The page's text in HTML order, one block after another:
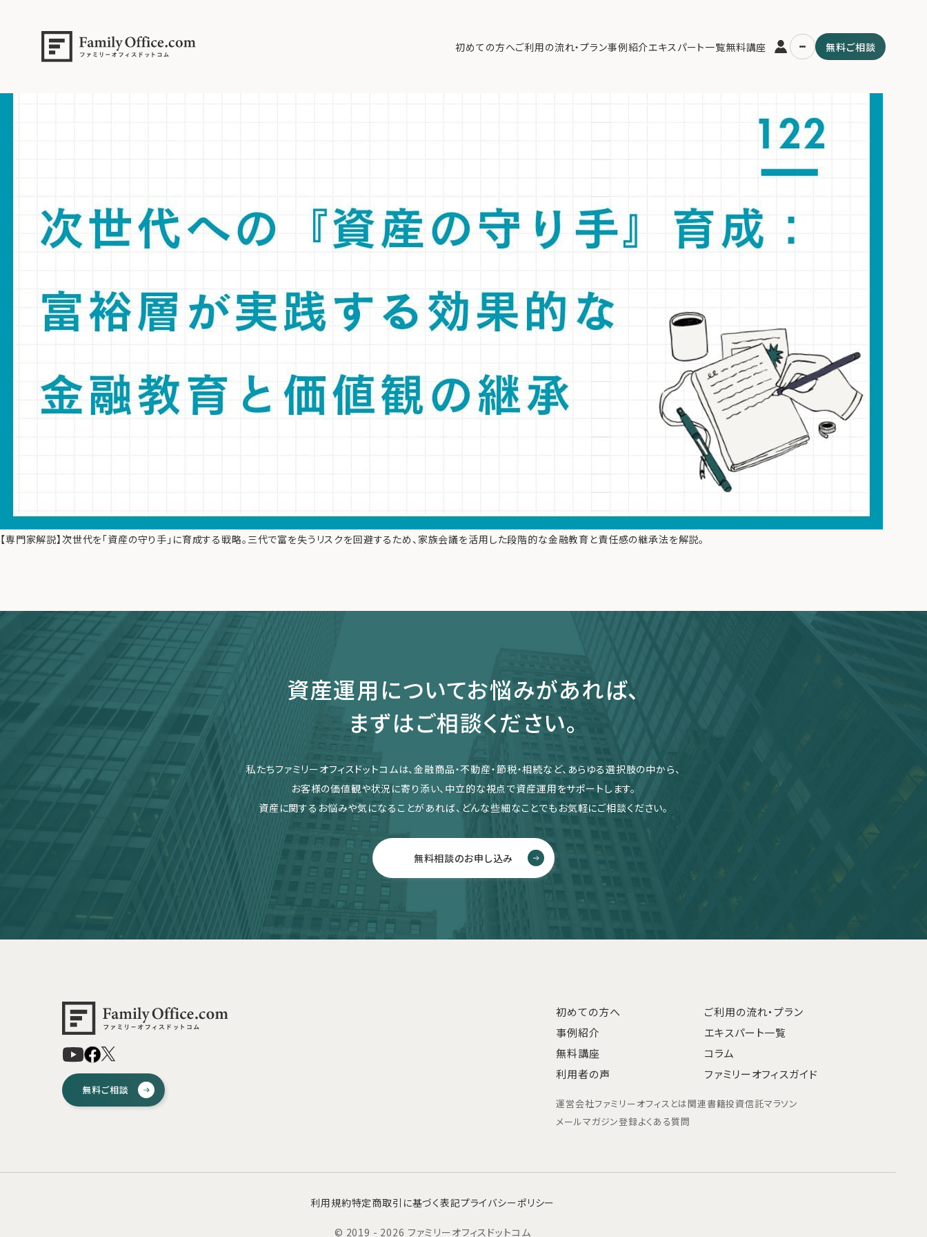
初めての方へご利用の流れ・プラン事例紹介エキスパート一覧無料講座 無料ご相談
無料ご相談 ログイン
運営会社
ファミリーオフィスとは
メールマガジン登録
回避するため、家族会議を活用した段階的な金融教育と責任感の継承法を解説。
【専門家解説】次世代を「資産の守り手」に育成する戦略。三代で富を失うリスクを回避するため、家族会議を活用した段階的な金融教育と責任感の継承法を解説。
【専門家解説】次世代を「資産の守り手」に育成する戦略。三代で富を失うリスクを回避するため、家族会議を活用した段階的な金融教育と責任感の継承法を解説。
資産運用についてお悩みがあれば、
まずはご相談ください。
私たちファミリーオフィスドットコムは、金融商品・不動産・節税・相続など、あらゆる選択肢の中から、
お客様の価値観や状況に寄り添い、中立的な視点で資産運用をサポートします。
資産に関するお悩みや気になることがあれば、どんな些細なことでもお気軽にご相談ください。
無料相談のお申し込み
無料ご相談
初めての方へ
ご利用の流れ・プラン
事例紹介
エキスパート一覧
無料講座
コラム
利用者の声
ファミリーオフィスガイド
運営会社ファミリーオフィスとは関連書籍投資信託マラソン
メールマガジン登録よくある質問
利用規約特定商取引に基づく表記プライバシーポリシー
© 2019 - 2026 ファミリーオフィスドットコム